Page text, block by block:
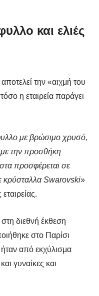
και ελιές
την «αιχμή του
η εταιρεία παράγει
με βρώσιμο χρυσό,
με την προσθήκη
προσφέρεται σε
κρύσταλλα Swarovski»
διεθνή έκθεση
στο Παρίσι
από εκχύλισμα
γυναίκες και